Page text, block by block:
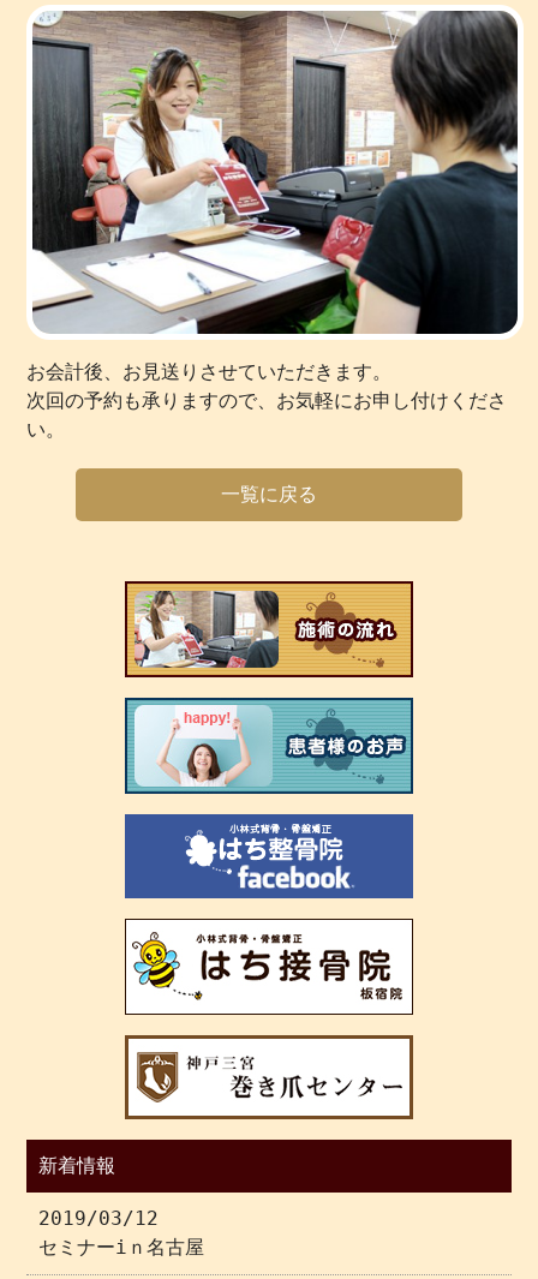
お会計後、お見送りさせていただきます。
次回の予約も承りますので、お気軽にお申し付けくださ
い。
一覧に戻る
新着情報
2019/03/12
セミナーiｎ名古屋